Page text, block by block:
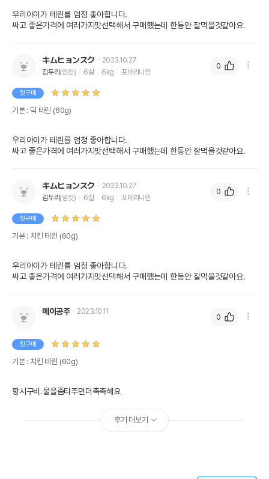
우리아이가 테린를 엄청 좋아합니다.
싸고 좋은가격에 여러가지맛선택해서 구매했는데 한동안 잘먹을것같아요.
キムヒョンスク
2023.10.27
김두리(암컷) 6살 6kg 포메라니안
첫구매
기본 : 덕 테린 (60g)
우리아이가 테린를 엄청 좋아합니다.
싸고 좋은가격에 여러가지맛선택해서 구매했는데 한동안 잘먹을것같아요.
0
キムヒョンスク
2023.10.27
김두리(암컷) 6살 6kg 포메라니안
첫구매
기본 : 치킨 테린 (60g)
우리아이가 테린를 엄청 좋아합니다.
싸고 좋은가격에 여러가지맛선택해서 구매했는데 한동안 잘먹을것같아요.
0
메이공주 2023.10.11
첫구매
기본 : 치킨 테린 (60g)
항시구비.물을좀타주면더촉촉해요
0
후기 더보기